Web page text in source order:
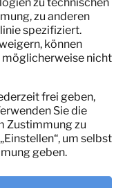
22,92
Pro Monat
(exklusiv MwSt)
zu anderen
spezifiziert.
können
nicht
frei geben,
Sie die
Zustimmung zu
um selbst
geben.